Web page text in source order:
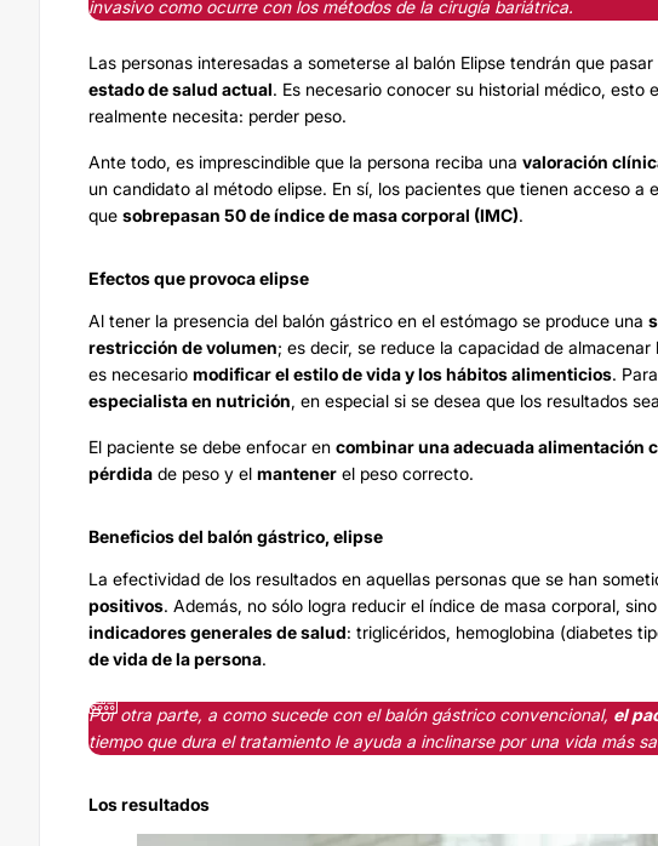
invasivo como ocurre con los métodos de la cirugía bariátrica.
Las personas interesadas a someterse al balón Elipse tendrán que pasar
estado de salud actual. Es necesario conocer su historial médico,
realmente necesita: perder peso.
Ante todo, es imprescindible que la persona reciba una valoración
un candidato al método elipse. En sí, los pacientes que tienen acceso a
que sobrepasan 50 de índice de masa corporal (IMC).
Efectos que provoca elipse
Al tener la presencia del balón gástrico en el estómago se produce una
restricción de volumen; es decir, se reduce la capacidad de
es necesario modificar el estilo de vida y los hábitos alimenticios.
especialista en nutrición, en especial si se desea que los resultados
El paciente se debe enfocar en combinar una adecuada alimentación
pérdida de peso y el mantener el peso correcto.
Beneficios del balón gástrico, elipse
La efectividad de los resultados en aquellas personas que se han
positivos. Además, no sólo logra reducir el índice de masa corporal,
indicadores generales de salud: triglicéridos, hemoglobina (diabetes
de vida de la persona.
Por otra parte, a como sucede con el balón gástrico convencional, el
tiempo que dura el tratamiento le ayuda a inclinarse por una vida más
Los resultados